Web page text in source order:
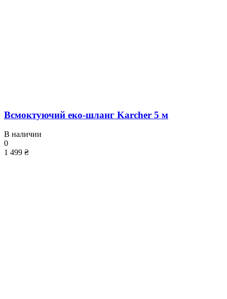
Всмоктуючий еко-шланг Karcher 5 м
В наличии
0
1 499 ₴